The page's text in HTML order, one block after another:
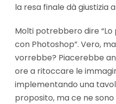
la resa finale dà giustizia
Molti potrebbero dire
con Photoshop”. Vero,
vorrebbe? Piacerebbe
ore a ritoccare le
implementando una
proposito, ma ce ne